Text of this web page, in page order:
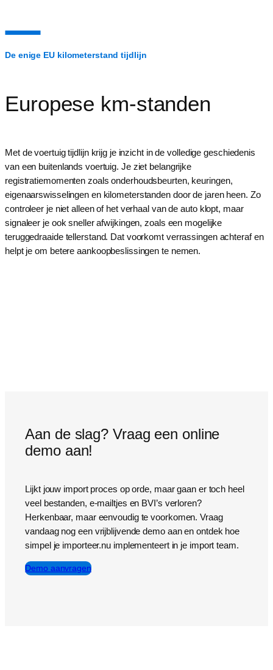
De enige EU kilometerstand tijdlijn
Europese km-standen
Met de voertuig tijdlijn krijg je inzicht in de volledige geschiedenis
van een buitenlands voertuig. Je ziet belangrijke
registratiemomenten zoals onderhoudsbeurten, keuringen,
eigenaarswisselingen en kilometerstanden door de jaren heen. Zo
controleer je niet alleen of het verhaal van de auto klopt, maar
signaleer je ook sneller afwijkingen, zoals een mogelijke
teruggedraaide tellerstand. Dat voorkomt verrassingen achteraf en
helpt je om betere aankoopbeslissingen te nemen.
Aan de slag? Vraag een online
demo aan!
Lijkt jouw import proces op orde, maar gaan er toch heel
veel bestanden, e-mailtjes en BVI’s verloren?
Herkenbaar, maar eenvoudig te voorkomen. Vraag
vandaag nog een vrijblijvende demo aan en ontdek hoe
simpel je importeer.nu implementeert in je import team.
Demo aanvragen